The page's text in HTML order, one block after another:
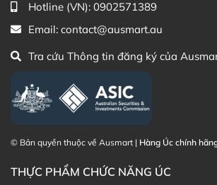
Thạc sĩ Điều dưỡng & Cố vấn sản
phẩm Lily Huỳnh
Hotline (VN): 0902571389
Email: contact@ausmart.au
Tra cứu Thông tin đăng ký của
© Bản quyền thuộc về Ausmart | Hàng Úc chính
THỰC PHẨM CHỨC NĂNG ÚC